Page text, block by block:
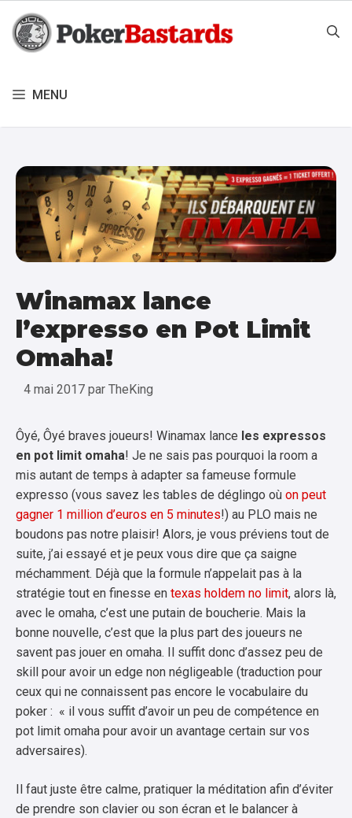
contenu
MENU
Winamax lance
l’expresso en Pot Limit
Omaha!
4 mai 2017 par TheKing
Ôyé, Ôyé braves joueurs! Winamax lance les expressos
en pot limit omaha! Je ne sais pas pourquoi la room a
mis autant de temps à adapter sa fameuse formule
expresso (vous savez les tables de déglingo où on peut
gagner 1 million d’euros en 5 minutes!) au PLO mais ne
boudons pas notre plaisir! Alors, je vous préviens tout de
suite, j’ai essayé et je peux vous dire que ça saigne
méchamment. Déjà que la formule n’appelait pas à la
stratégie tout en finesse en texas holdem no limit, alors là,
avec le omaha, c’est une putain de boucherie. Mais la
bonne nouvelle, c’est que la plus part des joueurs ne
savent pas jouer en omaha. Il suffit donc d’assez peu de
skill pour avoir un edge non négligeable (traduction pour
ceux qui ne connaissent pas encore le vocabulaire du
poker : « il vous suffit d’avoir un peu de compétence en
pot limit omaha pour avoir un avantage certain sur vos
adversaires).
Il faut juste être calme, pratiquer la méditation afin d’éviter
de prendre son clavier ou son écran et le balancer à